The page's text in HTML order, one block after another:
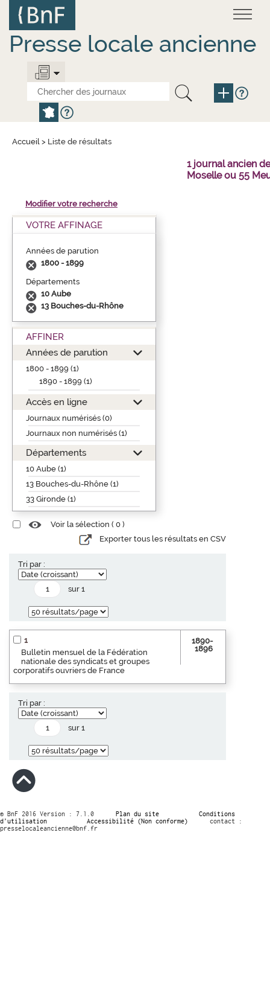
contenu
principal
Presse locale ancienne
Accueil > Liste de résultats
1 journal ancien
Moselle ou 55
Modifier votre recherche
VOTRE AFFINAGE
Années de parution
1800 - 1899
Départements
10 Aube
13 Bouches-du-Rhône
AFFINER
Années de parution
1800 - 1899 (1)
1890 - 1899 (1)
Accès en ligne
Journaux numérisés (0)
Journaux non numérisés (1)
Départements
10 Aube (1)
13 Bouches-du-Rhône (1)
33 Gironde (1)
Voir la sélection ( 0 )
Exporter tous les résultats en CSV
Tri par :
sur 1
1
Bulletin mensuel de la Fédération
nationale des syndicats et groupes
corporatifs ouvriers de France
1890-
1896
Tri par :
sur 1
© BnF 2016 Version : 7.1.0 Plan du site
Conditions
d’utilisation
Accessibilité (Non conforme)
contact :
presselocaleancienne@bnf.fr
Panneau de gestion des cookies